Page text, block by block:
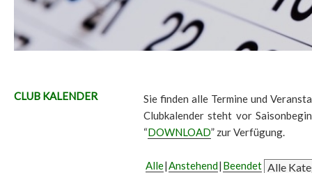
CLUB KALENDER
Sie finden alle Termine und
Clubkalender steht vor
“DOWNLOAD” zur Verfügung.
Alle Anstehend Beendet